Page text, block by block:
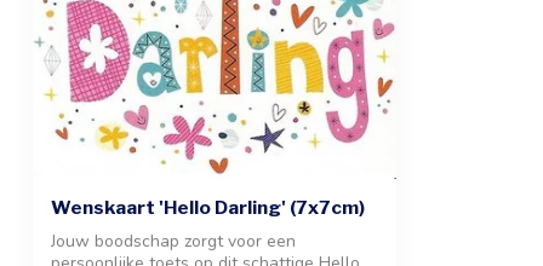
Wenskaart 'Hello Darling' (7x7cm)
Jouw boodschap zorgt voor een